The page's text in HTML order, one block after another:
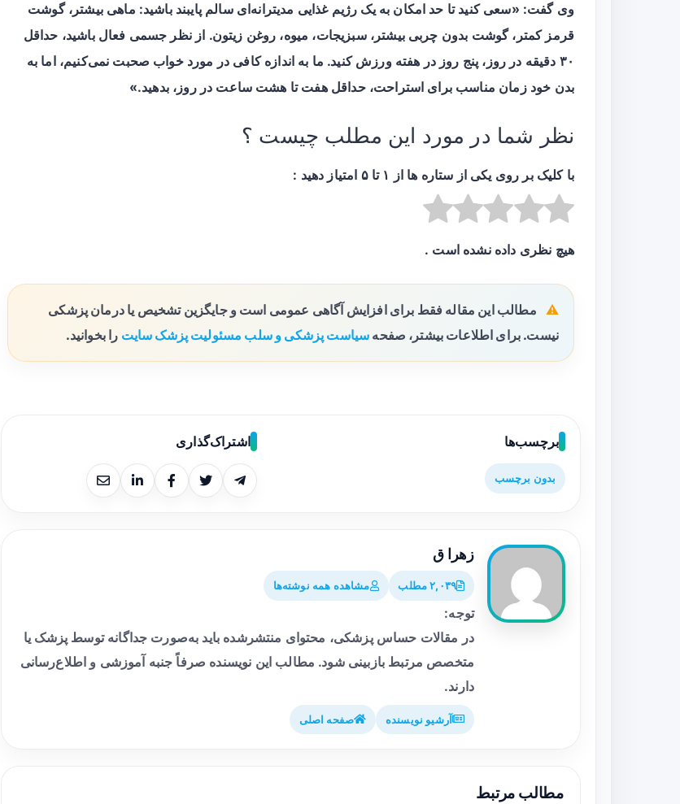
وی گفت: «سعی کنید تا حد امکان به یک رژیم غذایی مدیترانه‌ای سالم پایبند باشید: ماهی بیشتر، گوشت
قرمز کمتر، گوشت بدون چربی بیشتر، سبزیجات، میوه، روغن زیتون. از نظر جسمی فعال باشید، حداقل
۳۰ دقیقه در روز، پنج روز در هفته ورزش کنید. ما به اندازه کافی در مورد خواب صحبت نمی‌کنیم، اما به
بدن خود زمان مناسب برای استراحت، حداقل هفت تا هشت ساعت در روز، بدهید.»
نظر شما در مورد این مطلب چیست ؟
با کلیک بر روی یکی از ستاره ها از ۱ تا ۵ امتیاز دهید :
هیچ نظری داده نشده است .
مطالب این مقاله فقط برای افزایش آگاهی عمومی است و جایگزین تشخیص یا درمان پزشکی
نیست. برای اطلاعات بیشتر، صفحه سیاست پزشکی و سلب مسئولیت پزشک سایت را بخوانید.
برچسب‌ها
بدون برچسب
اشتراک‌گذاری
زهرا ق
۲,۰۳۹ مطلب مشاهده همه نوشته‌ها
توجه:
در مقالات حساس پزشکی، محتوای منتشرشده باید به‌صورت جداگانه توسط پزشک یا
متخصص مرتبط بازبینی شود. مطالب این نویسنده صرفاً جنبه آموزشی و اطلاع‌رسانی
دارند.
آرشیو نویسنده صفحه اصلی
مطالب مرتبط